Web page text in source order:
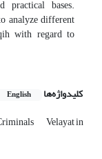
practical bases.
analyze different
with regard to
کلیدواژه‌ها English
Velayat in